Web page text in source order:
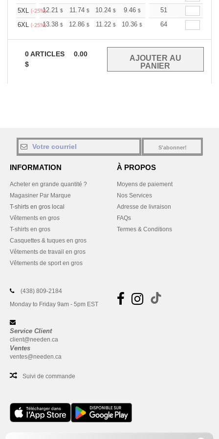
5XL (-25%)12.21 $ 11.74 $ 10.24 $ 9.46 $ 8.98$
51
6XL (-25%)13.38 $ 12.86 $ 11.22 $ 10.36 $ 9.84$
64
0ARTICLES
0.00
$
S'abonner!
INFORMATION
Acheter en grande quantité ?
Magasiner Par Marque
T-shirts en gros local
Vêtements en gros
T-shirts en gros
Casquettes & tuques en gros
Vêtements de travail en gros
Vêtements de sport en gros
À PROPOS
Moyens de paiement
Nos Services
Adresse de livraison
FAQs
Termes & Conditions
(438) 809-2184
Monday to Friday 9am - 5pm EST
Service Client
client@needen.ca
Ventes
ventes@needen.ca
Suivi de commande